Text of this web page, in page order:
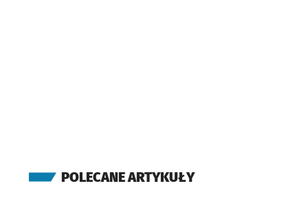
POLECANE ARTYKUŁY